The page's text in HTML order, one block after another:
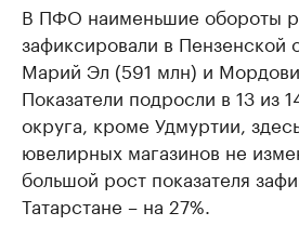
В ПФО наименьшие обороты
зафиксировали в Пензенской
Марий Эл (591 млн) и
Показатели подросли в 13 из
округа, кроме Удмуртии,
ювелирных магазинов не
большой рост показателя
Татарстане – на 27%.